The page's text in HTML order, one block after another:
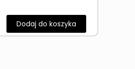
Dodaj do koszyka